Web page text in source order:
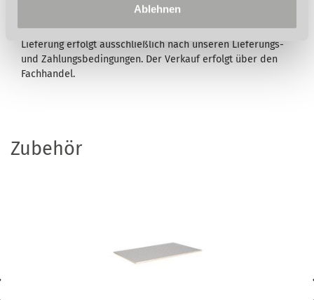
Ablehnen
nicht gehaftet. Technische und optische Änderungen sind
vorbehalten. Abb. teilweise mit optionalem Zubehör. Die
Lieferung erfolgt ausschließlich nach unseren Lieferungs-
und Zahlungsbedingungen. Der Verkauf erfolgt über den
Fachhandel.
Zubehör